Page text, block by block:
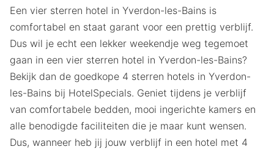
Een vier sterren hotel in Yverdon-les-Bains is
comfortabel en staat garant voor een prettig verblijf.
Dus wil je echt een lekker weekendje weg tegemoet
gaan in een vier sterren hotel in Yverdon-les-Bains?
Bekijk dan de goedkope 4 sterren hotels in Yverdon-
les-Bains bij HotelSpecials. Geniet tijdens je verblijf
van comfortabele bedden, mooi ingerichte kamers en
alle benodigde faciliteiten die je maar kunt wensen.
Dus, wanneer heb jij jouw verblijf in een hotel met 4